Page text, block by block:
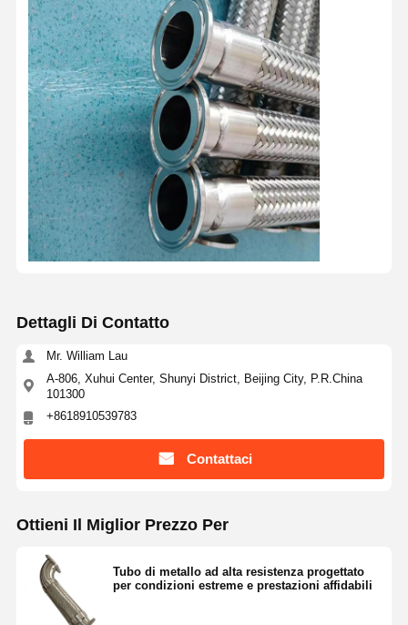
Dettagli Di Contatto
Mr. William Lau
A-806, Xuhui Center, Shunyi District, Beijing City, P.R.China
101300
+8618910539783
Contattaci
Ottieni Il Miglior Prezzo Per
Tubo di metallo ad alta resistenza progettato
per condizioni estreme e prestazioni affidabili